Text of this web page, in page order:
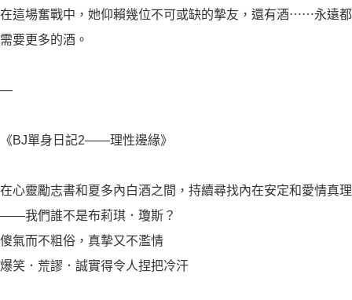
在這場奮戰中，她仰賴幾位不可或缺的摯友，還有酒⋯⋯永遠都
需要更多的酒。
—
《BJ單身日記2——理性邊緣》
在心靈勵志書和夏多內白酒之間，持續尋找內在安定和愛情真理
——我們誰不是布莉琪．瓊斯？
傻氣而不粗俗，真摯又不濫情
爆笑．荒謬．誠實得令人捏把冷汗